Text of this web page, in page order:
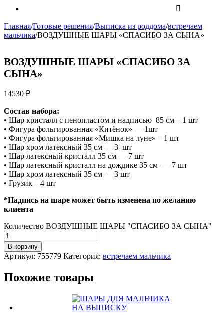
Главная/Готовые решения/Выписка из роддома/встречаем
мальчика/ВОЗДУШНЫЕ ШАРЫ «СПАСИБО ЗА СЫНА»
ВОЗДУШНЫЕ ШАРЫ «СПАСИБО ЗА
СЫНА»
14530 ₽
Состав набора:
• Шар кристалл с пенопластом и надписью 85 см – 1 шт
• Фигура фольгированная «Китёнок» — 1шт
• Фигура фольгированная «Мишка на луне» – 1 шт
• Шар хром латексный 35 см — 3 шт
• Шар латексный кристалл 35 см — 7 шт
• Шар латексный кристалл на дождике 35 см — 7 шт
• Шар хром латексный 35 см — 3 шт
• Грузик – 4 шт
*Надпись на шаре может быть изменена по желанию
клиента
Количество ВОЗДУШНЫЕ ШАРЫ "СПАСИБО ЗА СЫНА"
В корзину
Артикул: 755779 Категория: встречаем мальчика
Похожие товары